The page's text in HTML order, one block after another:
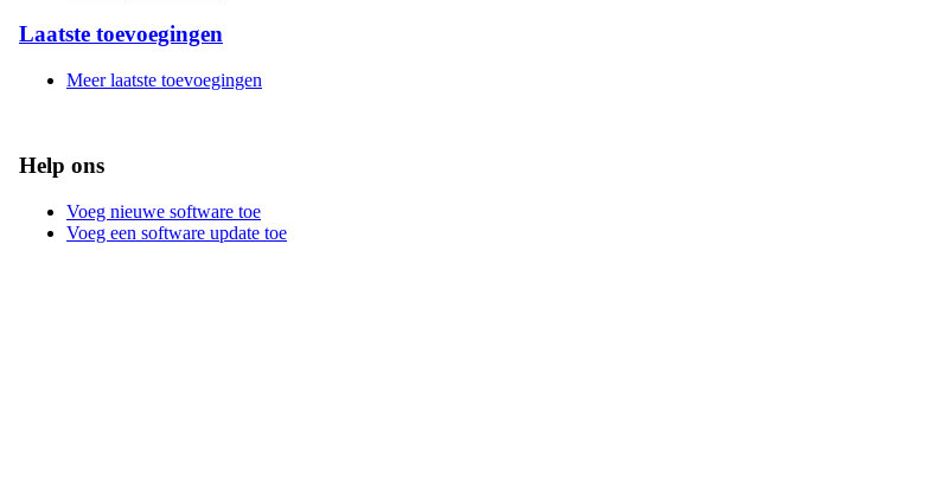
Laatste toevoegingen
Meer laatste toevoegingen
Help ons
Voeg nieuwe software toe
Voeg een software update toe